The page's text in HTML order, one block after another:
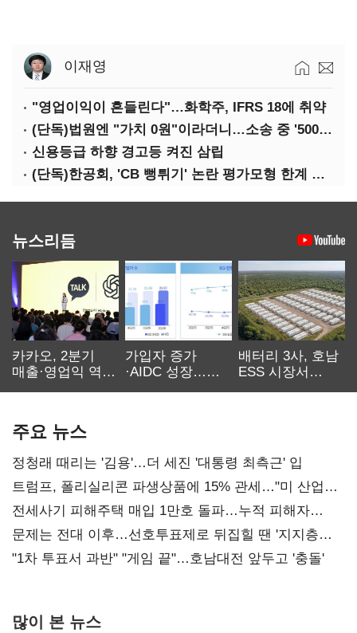
이재영
"영업이익이 흔들린다"…화학주, IFRS 18에 취약
(단독)법원엔 "가치 0원"이라더니…소송 중 '500원 유증' 강행한 라인게임즈
신용등급 하향 경고등 켜진 삼립
(단독)한공회, 'CB 뻥튀기' 논란 평가모형 한계 인정…당국 방관 속 장부 왜곡 수두룩
뉴스리듬
카카오, 2분기
매출·영업익 역대
가입자 증가
·AIDC 성장…
배터리 3사, 호남
ESS 시장서
주요 뉴스
정청래 때리는 '김용'…더 세진 '대통령 최측근' 입
트럼프, 폴리실리콘 파생상품에 15% 관세…"미 산업
재건"
전세사기 피해주택 매입 1만호 돌파…누적 피해자
4만278명
문제는 전대 이후…선호투표제로 뒤집힐 땐 '지지층
불복'
"1차 투표서 과반" "게임 끝"…호남대전 앞두고 '충돌'
많이 본 뉴스